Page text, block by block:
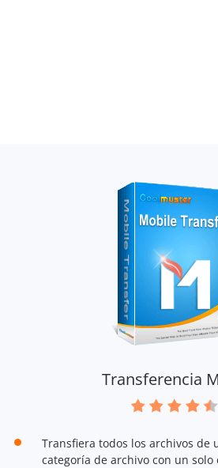
Transferencia
Transfiera todos los archivos de
categoría de archivo con un solo